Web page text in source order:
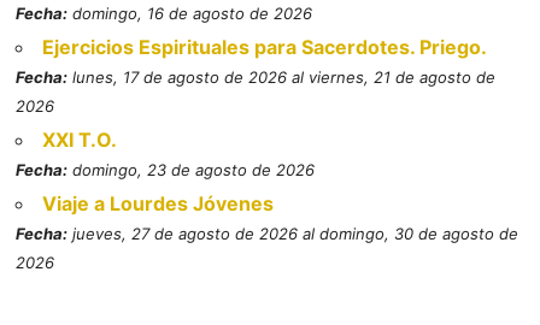
Fecha: domingo, 16 de agosto de 2026
Ejercicios Espirituales para Sacerdotes. Priego.
Fecha: lunes, 17 de agosto de 2026 al viernes, 21 de agosto de
2026
XXI T.O.
Fecha: domingo, 23 de agosto de 2026
Viaje a Lourdes Jóvenes
Fecha: jueves, 27 de agosto de 2026 al domingo, 30 de agosto de
2026